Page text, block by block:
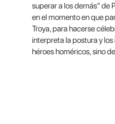
superar a los demás” de
en el momento en que
Troya, para hacerse
interpreta la postura y los
héroes homéricos, sino